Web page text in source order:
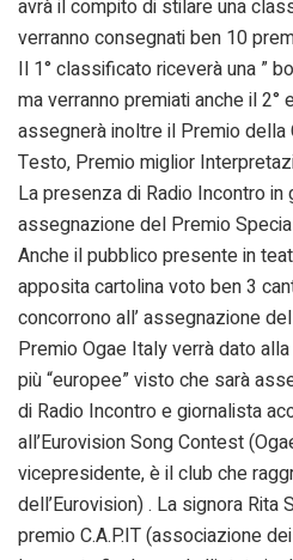
avrà il compito di stilare una
verranno consegnati ben 10
Il 1° classificato riceverà una ”
ma verranno premiati anche il 2°
assegnerà inoltre il Premio della
Testo, Premio miglior
La presenza di Radio Incontro in
assegnazione del Premio
Anche il pubblico presente in
apposita cartolina voto ben 3
concorrono all’ assegnazione
Premio Ogae Italy verrà dato
più “europee” visto che sarà
di Radio Incontro e giornalista
all’Eurovision Song Contest
vicepresidente, è il club che
dell’Eurovision) . La signora Rita
premio C.A.P.IT (associazione